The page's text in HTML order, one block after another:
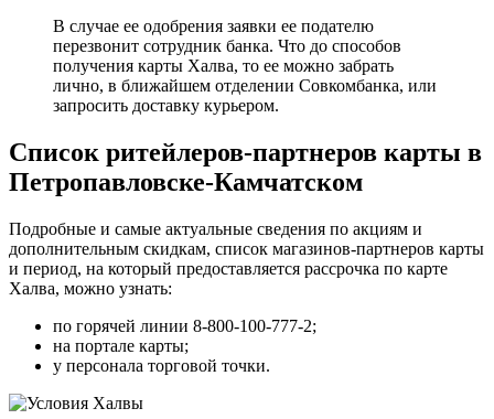
В случае ее одобрения заявки ее подателю
перезвонит сотрудник банка. Что до способов
получения карты Халва, то ее можно забрать
лично, в ближайшем отделении Совкомбанка, или
запросить доставку курьером.
Список ритейлеров-партнеров карты в
Петропавловске-Камчатском
Подробные и самые актуальные сведения по акциям и
дополнительным скидкам, список магазинов-партнеров карты
и период, на который предоставляется рассрочка по карте
Халва, можно узнать:
по горячей линии 8-800-100-777-2;
на портале карты;
у персонала торговой точки.